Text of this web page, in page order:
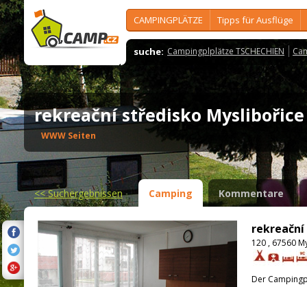
CAMPINGPLÄTZE Tipps für Ausflüge
suche: Campingplplätze TSCHECHIEN
rekreační středisko
WWW Seiten
<<Suchergebnissen Camping Kommentare
120 , 67560
Der